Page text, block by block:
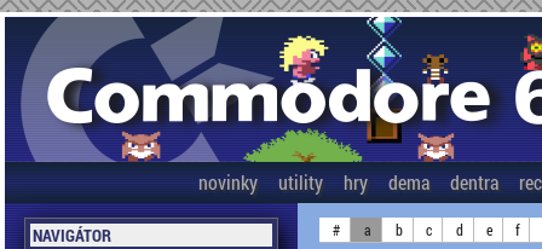
novinky utility hry dema dentra
NAVIGÁTOR # a b c d e f